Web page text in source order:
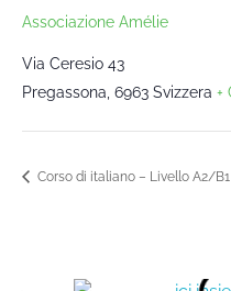
Associazione Amélie
Via Ceresio 43
Pregassona 6963 Svizzera +
Corso di italiano – Livello A2/B1